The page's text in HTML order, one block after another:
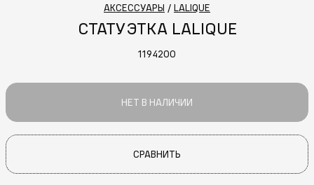
АКСЕССУАРЫ / LALIQUE
СТАТУЭТКА LALIQUE
1194200
НЕТ В НАЛИЧИИ
СРАВНИТЬ